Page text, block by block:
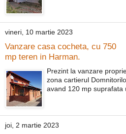
vineri, 10 martie 2023
Vanzare casa cocheta, cu 750
mp teren in Harman.
Prezint la vanzare
zona cartierul
avand 120 mp suprafata
joi, 2 martie 2023